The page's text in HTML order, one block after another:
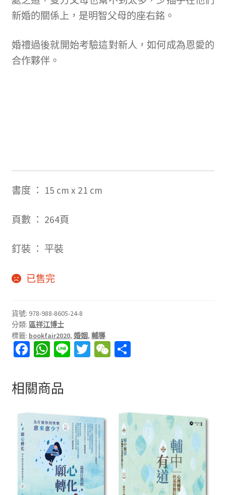
新婚的關係上，是明智父母的座右銘。
婚禮過後就開始考驗這對新人，如何成為恩愛的
合作夥伴。
書度 ： 15 cm x 21 cm
頁數 ： 264頁
釘裝 ： 平裝
已售完
貨號: 978-988-8605-24-8
分類: 區祥江博士
標籤: bookfair2020, 婚姻, 輔導
Fa
b
o
o
k
W
at
sA
p
p
Li T W
at
分
相關商品